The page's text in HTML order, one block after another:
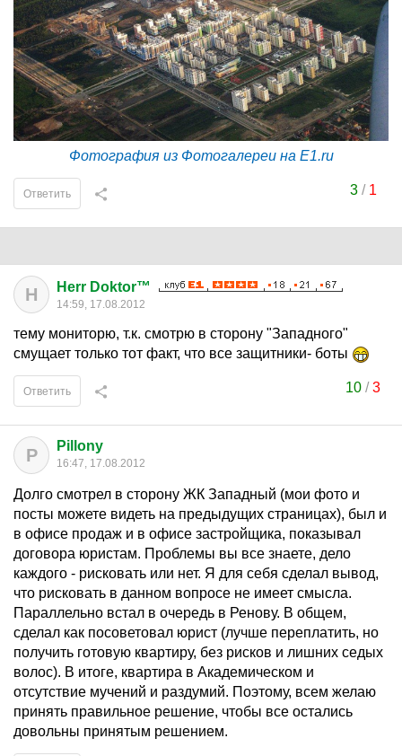
Фотография из Фотогалереи на E1.ru
3/ 1
Ответить
H Herr Doktor™
14:59, 17.08.2012
тему мониторю, т.к. смотрю в сторону "Западного"
смущает только тот факт, что все защитники- боты
10 /3
Ответить
P Pillony
16:47, 17.08.2012
Долго смотрел в сторону ЖК Западный (мои фото и
посты можете видеть на предыдущих страницах), был и
в офисе продаж и в офисе застройщика, показывал
договора юристам. Проблемы вы все знаете, дело
каждого - рисковать или нет. Я для себя сделал вывод,
что рисковать в данном вопросе не имеет смысла.
Параллельно встал в очередь в Ренову. В общем,
сделал как посоветовал юрист (лучше переплатить, но
получить готовую квартиру, без рисков и лишних седых
волос). В итоге, квартира в Академическом и
отсутствие мучений и раздумий. Поэтому, всем желаю
принять правильное решение, чтобы все остались
довольны принятым решением.